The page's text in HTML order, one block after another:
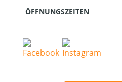
ÖFFNUNGSZEITEN